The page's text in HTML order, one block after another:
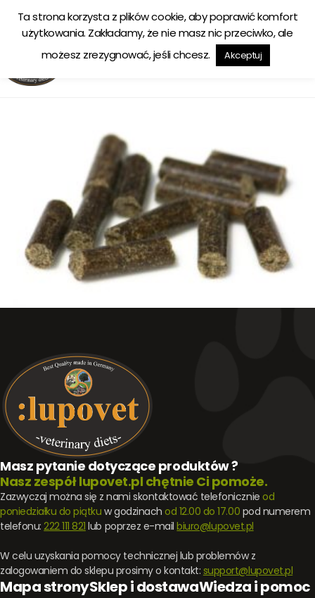
Ekologiczna karma tworzona w zgodzie z naturą
Masz pytanie dotyczące produktów ?
Nasz zespół lupovet.pl chętnie Ci pomoże.
Zazwyczaj można się z nami skontaktować telefonicznie od
poniedziałku do piątku w godzinach od 12.00 do 17.00 pod numerem
telefonu:222 111 821 lub poprzez e-mailbiuro@lupovet.pl
W celu uzyskania pomocy technicznej lub problemów z
zalogowaniem do sklepu prosimy o kontakt: support@lupovet.pl
Mapa stronySklep i dostawaWiedza i pomoc
Ta strona korzysta z plików cookie, aby poprawić komfort
użytkowania. Zakładamy, że nie masz nic przeciwko, ale
możesz zrezygnować, jeśli chcesz.
Akceptuj